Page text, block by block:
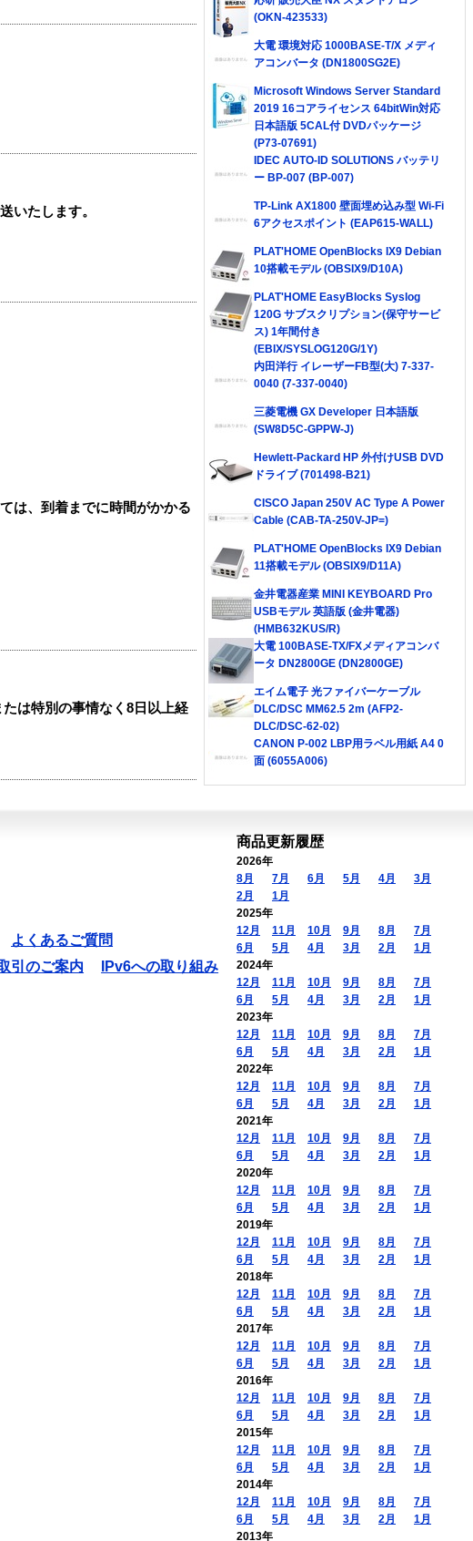
いたします。
は、到着までに時間がかかる
は特別の事情なく8日以上経
(OKN-423533)
大電 環境対応 1000BASE-T/X メディ
アコンバータ (DN1800SG2E)
Microsoft Windows Server Standard
2019 16コアライセンス 64bitWin対応
日本語版 5CAL付 DVDパッケージ
(P73-07691)
IDEC AUTO-ID SOLUTIONS バッテリ
ー BP-007 (BP-007)
TP-Link AX1800 壁面埋め込み型 Wi-Fi
6アクセスポイント (EAP615-WALL)
PLAT'HOME OpenBlocks IX9 Debian
10搭載モデル (OBSIX9/D10A)
PLAT'HOME EasyBlocks Syslog
120G サブスクリプション(保守サービ
ス) 1年間付き
(EBIX/SYSLOG120G/1Y)
内田洋行 イレーザーFB型(大) 7-337-
0040 (7-337-0040)
三菱電機 GX Developer 日本語版
(SW8D5C-GPPW-J)
Hewlett-Packard HP 外付けUSB DVD
ドライブ (701498-B21)
CISCO Japan 250V AC Type A Power
Cable (CAB-TA-250V-JP=)
PLAT'HOME OpenBlocks IX9 Debian
11搭載モデル (OBSIX9/D11A)
金井電器産業 MINI KEYBOARD Pro
USBモデル 英語版 (金井電器)
(HMB632KUS/R)
大電 100BASE-TX/FXメディアコンバ
ータ DN2800GE (DN2800GE)
エイム電子 光ファイバーケーブル
DLC/DSC MM62.5 2m (AFP2-
DLC/DSC-62-02)
CANON P-002 LBP用ラベル用紙 A4 0
面 (6055A006)
よくあるご質問
引のご案内
IPv6への取り組み
商品更新履歴
2026年
8月
7月 6月 5月 4月
3月
2月
1月
2025年
12月
11月 10月 9月 8月
7月
6月
5月 4月 3月 2月
1月
2024年
12月
11月 10月 9月 8月
7月
6月
5月 4月 3月 2月
1月
2023年
12月
11月 10月 9月 8月
7月
6月
5月 4月 3月 2月
1月
2022年
12月
11月 10月 9月 8月
7月
6月
5月 4月 3月 2月
1月
2021年
12月
11月 10月 9月 8月
7月
6月
5月 4月 3月 2月
1月
2020年
12月
11月 10月 9月 8月
7月
6月
5月 4月 3月 2月
1月
2019年
12月
11月 10月 9月 8月
7月
6月
5月 4月 3月 2月
1月
2018年
12月
11月 10月 9月 8月
7月
6月
5月 4月 3月 2月
1月
2017年
12月
11月 10月 9月 8月
7月
6月
5月 4月 3月 2月
1月
2016年
12月
11月 10月 9月 8月
7月
6月
5月 4月 3月 2月
1月
2015年
12月
11月 10月 9月 8月
7月
6月
5月 4月 3月 2月
1月
2014年
12月
11月 10月 9月 8月
7月
6月
5月 4月 3月 2月
1月
2013年